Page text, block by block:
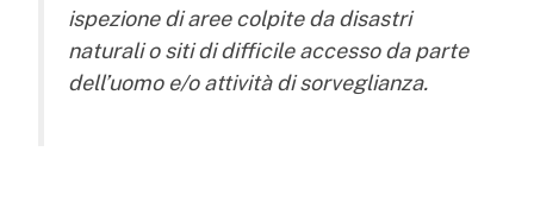
ispezione di aree colpite da disastri
naturali o siti di difficile accesso da parte
dell’uomo e/o attività di sorveglianza.